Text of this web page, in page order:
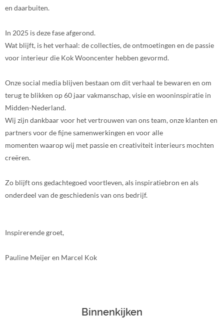
en daarbuiten.
In 2025 is deze fase afgerond.
Wat blijft, is het verhaal: de collecties, de ontmoetingen en de passie
voor interieur die Kok Wooncenter hebben gevormd.
Onze social media blijven bestaan om dit verhaal te bewaren en om
terug te blikken op 60 jaar vakmanschap, visie en wooninspiratie in
Midden-Nederland.
Wij zijn dankbaar voor het vertrouwen van ons team, onze klanten en
partners voor de fijne samenwerkingen en voor alle
momenten waarop wij met passie en creativiteit interieurs mochten
creëren.
Zo blijft ons gedachtegoed voortleven, als inspiratiebron en als
onderdeel van de geschiedenis van ons bedrijf.
Inspirerende groet,
Pauline Meijer en Marcel Kok
Binnenkijken